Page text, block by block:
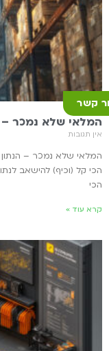
קשר
המלאי שלא נמכר
אין תגובות
המלאי שלא נמכר –
הכי קל (וכיף) להישאב
הכי
קרא עוד »